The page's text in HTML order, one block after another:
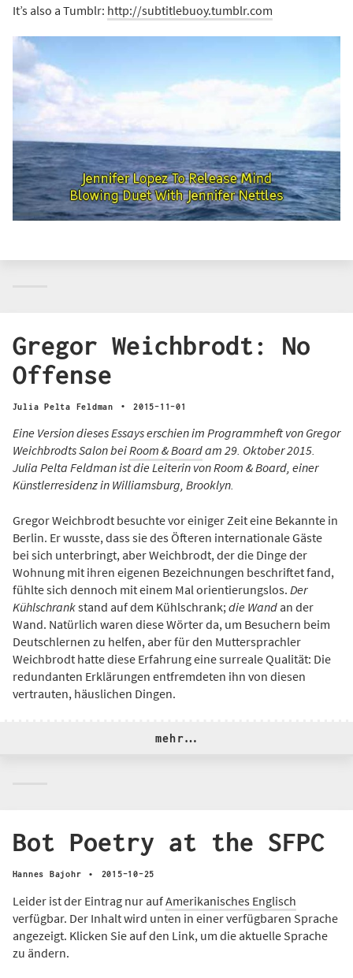
It’s also a Tumblr: http://subtitlebuoy.tumblr.com
Gregor Weichbrodt: No
Offense
Julia Pelta Feldman · 2015-11-01
Eine Version dieses Essays erschien im Programmheft von Gregor
Weichbrodts Salon beiRoom & Boardam 29. Oktober 2015.
Julia Pelta Feldman ist die Leiterin von Room & Board, einer
Künstlerresidenz in Williamsburg, Brooklyn.
Gregor Weichbrodt besuchte vor einiger Zeit eine Bekannte in
Berlin. Er wusste, dass sie des Öfteren internationale Gäste
bei sich unterbringt, aber Weichbrodt, der die Dinge der
Wohnung mit ihren eigenen Bezeichnungen beschriftet fand,
fühlte sich dennoch mit einem Mal orientierungslos. Der
Kühlschrankstand auf dem Kühlschrank; die Wandan der
Wand. Natürlich waren diese Wörter da, um Besuchern beim
Deutschlernen zu helfen, aber für den Muttersprachler
Weichbrodt hatte diese Erfahrung eine surreale Qualität: Die
redundanten Erklärungen entfremdeten ihn von diesen
vertrauten, häuslichen Dingen.
mehr…
Bot Poetry at the SFPC
Hannes Bajohr · 2015-10-25
Leider ist der Eintrag nur aufAmerikanisches Englisch
verfügbar. Der Inhalt wird unten in einer verfügbaren Sprache
angezeigt. Klicken Sie auf den Link, um die aktuelle Sprache
zu ändern.